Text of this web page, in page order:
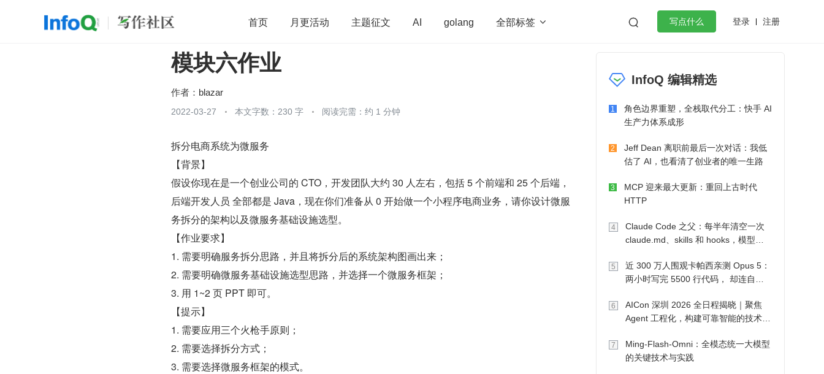
首页 月更活动 主题征文 AI golang 全部标签   写点什么 登录 注册
开源 架构 OpenHarmony
微服务架构 flutter
模块六作业
作者： blazar
2022-03-27 本文字数：230 字 阅读完需：约 1 分钟
拆分电商系统为微服务
【背景】
假设你现在是一个创业公司的 CTO，开发团队大约 30 人左右，包括 5 个前端和 25 个后端，
后端开发人员 全部都是 Java，现在你们准备从 0 开始做一个小程序电商业务，请你设计微服
务拆分的架构以及微服务基础设施选型。
【作业要求】
1. 需要明确服务拆分思路，并且将拆分后的系统架构图画出来；
2. 需要明确微服务基础设施选型思路，并选择一个微服务框架；
3. 用 1~2 页 PPT 即可。
【提示】
1. 需要应用三个火枪手原则；
2. 需要选择拆分方式；
3. 需要选择微服务框架的模式。
InfoQ 编辑精选
1
角色边界重塑，全栈取代分工：快手 AI
生产力体系成形
2
Jeff Dean 离职前最后一次对话：我低
估了 AI，也看清了创业者的唯一生路
3
MCP 迎来最大更新：重回上古时代
HTTP
4
Claude Code 之父：每半年清空一次
claude.md、skills 和 hooks，模型自
5
近 300 万人围观卡帕西亲测 Opus 5：
两小时写完 5500 行代码， 却连自己
6
AICon 深圳 2026 全日程揭晓｜聚焦
Agent 工程化，构建可靠智能的技术路
7
Ming-Flash-Omni：全模态统一大模型
的关键技术与实践